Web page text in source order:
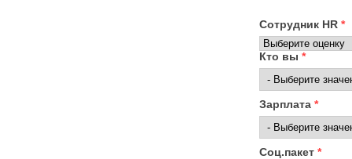
Сотрудник HR *
Кто вы *
Зарплата *
Соц.пакет *